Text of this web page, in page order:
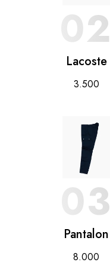
02
Lacoste
3.500
03
Pantalon
8.000